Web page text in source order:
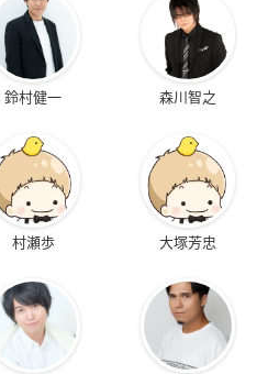
鈴村健一 森川智之
村瀬歩 大塚芳忠